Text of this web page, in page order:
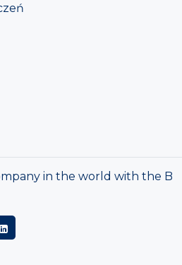
in the world with the B